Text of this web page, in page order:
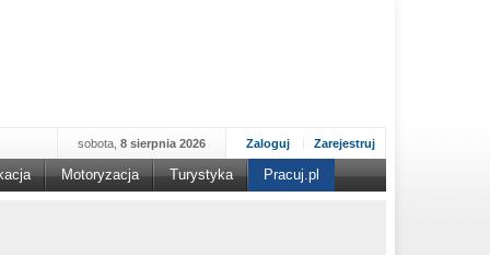
Zaloguj Zarejestruj
sobota, 8 sierpnia 2026
Motoryzacja Turystyka Pracuj.pl